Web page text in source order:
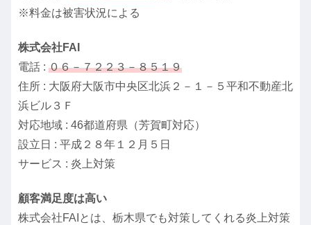
※料金は被害状況による
株式会社FAI
電話 : ０６－７２２３－８５１９
住所 : 大阪府大阪市中央区北浜２－１－５平和不動産北
浜ビル３Ｆ
対応地域 : 46都道府県（芳賀町対応）
設立日 : 平成２８年１２月５日
サービス : 炎上対策
顧客満足度は高い
株式会社FAIとは、栃木県でも対策してくれる炎上対策